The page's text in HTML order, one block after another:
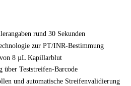
rund 30 Sekunden
zur PT/INR-Bestimmung
8 µL Kapillarblut
Teststreifen-Barcode
und automatische Streifenvalidierung